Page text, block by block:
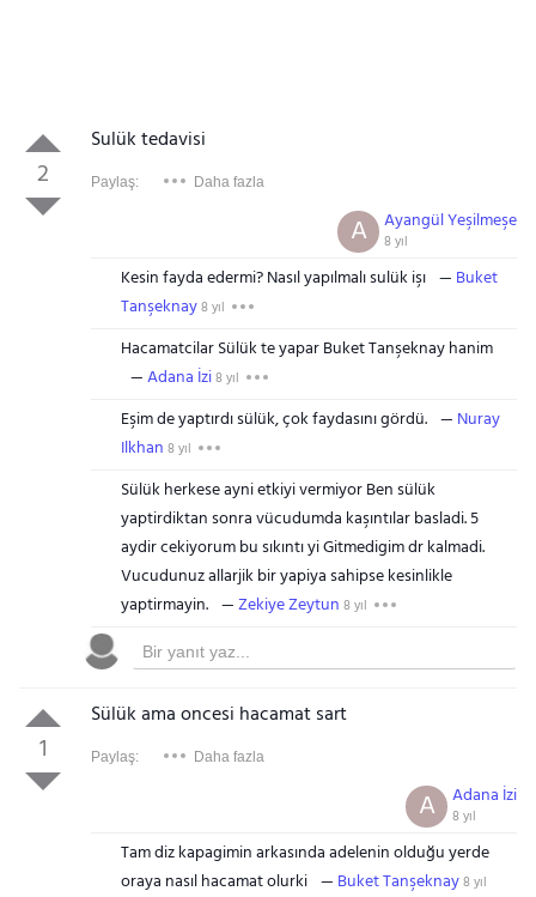
2
Sulük tedavisi
Paylaş: Daha fazla
Ayangül Yeşilmeşe
8 yıl
A
Kesin fayda edermi? Nasıl yapılmalı sulük işı
Buket
Tanşeknay8 yıl
Hacamatcilar Sülük te yapar Buket Tanşeknay hanim
Adana İzi8 yıl
Eşim de yaptırdı sülük, çok faydasını gördü.
Nuray
Ilkhan 8 yıl
Sülük herkese ayni etkiyi vermiyor Ben sülük
yaptirdiktan sonra vücudumda kaşıntılar basladi. 5
aydir cekiyorum bu sıkıntı yi Gitmedigim dr kalmadi.
Vucudunuz allarjik bir yapiya sahipse kesinlikle
yaptirmayin.
Zekiye Zeytun 8 yıl
1
Sülük ama oncesi hacamat sart
Paylaş: Daha fazla
Adana İzi
8 yıl
A
Tam diz kapagimin arkasında adelenin olduğu yerde
oraya nasıl hacamat olurki
Buket Tanşeknay8 yıl